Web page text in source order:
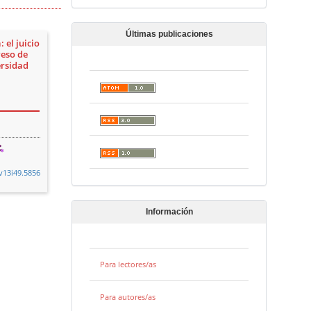
el juicio
de
Últimas publicaciones
Información
Para lectores/as
Para autores/as